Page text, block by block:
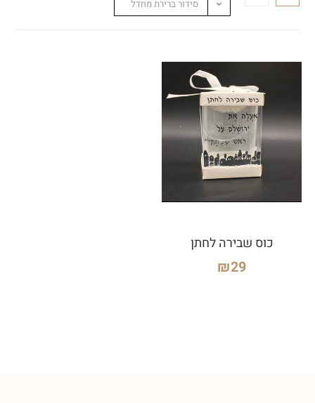
סידור ברירת מחדל
כוס שבירה לחתן
₪29